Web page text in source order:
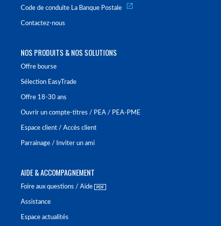
Code de conduite La Banque Postale
Contactez-nous
NOS PRODUITS & NOS SOLUTIONS
Offre bourse
Sélection EasyTrade
Offre 18-30 ans
Ouvrir un compte-titres / PEA / PEA-PME
Espace client / Accès client
Parrainage / Inviter un ami
AIDE & ACCOMPAGNEMENT
Foire aux questions / Aide
Assistance
Espace actualités